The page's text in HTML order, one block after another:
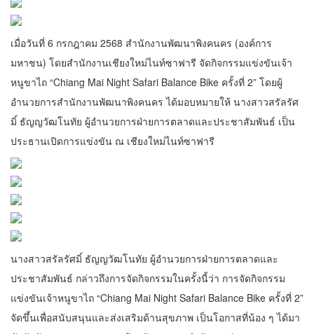
เมื่อวันที่ 6 กรกฎาคม 2568 สำนักงานพัฒนาพิงคนคร (องค์การ
มหาชน) โดยสำนักงานเชียงใหม่ไนท์ซาฟารี จัดกิจกรรมแข่งขันเจ้า
หนูขาไถ “Chiang Mai Night Safari Balance Bike ครั้งที่ 2” โดยผู้
อำนวยการสำนักงานพัฒนาพิงคนคร ได้มอบหมายให้ นางสาวสรัลรัศ
มิ์ ธัญญวัฒโนทัย ผู้อำนวยการฝ่ายการตลาดและประชาสัมพันธ์ เป็น
ประธานเปิดการแข่งขัน ณ เชียงใหม่ไนท์ซาฟารี
นางสาวสรัลรัศมิ์ ธัญญวัฒโนทัย ผู้อำนวยการฝ่ายการตลาดและ
ประชาสัมพันธ์ กล่าวถึงการจัดกิจกรรมในครั้งนี้ว่า การจัดกิจกรรม
แข่งขันเจ้าหนูขาไถ “Chiang Mai Night Safari Balance Bike ครั้งที่ 2”
จัดขึ้นเพื่อสนับสนุนและส่งเสริมด้านสุขภาพ เป็นโอกาสที่น้อง ๆ ได้มา